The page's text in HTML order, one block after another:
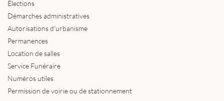
Élections
Démarches administratives
Autorisations d'urbanisme
Permanences
Location de salles
Service Funéraire
Numéros utiles
Permission de voirie ou de stationnement